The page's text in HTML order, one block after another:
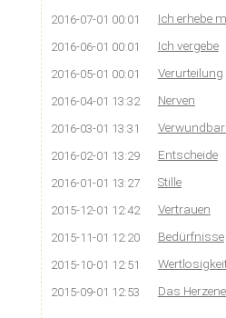
2016-07-01 00:01 Ich erhebe
2016-06-01 00:01 Ich vergebe
2016-05-01 00:01 Verurteilung
2016-04-01 13:32 Nerven
2016-03-01 13:31
2016-02-01 13:29 Entscheide
2016-01-01 13:27 Stille
2015-12-01 12:42 Vertrauen
2015-11-01 12:20 Bedürfnisse
2015-10-01 12:51
2015-09-01 12:53 Das